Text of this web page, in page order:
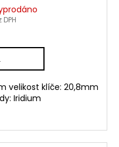
velikost klíče: 20,8mm
Iridium